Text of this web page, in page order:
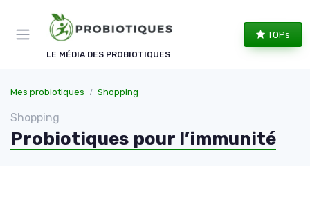
LE MÉDIA DES PROBIOTIQUES
TOPs
Mes probiotiques Shopping
Shopping
Probiotiques pour l’immunité